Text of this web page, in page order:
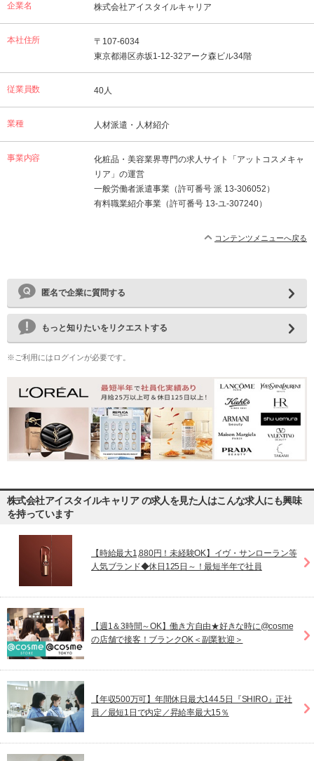
企業名 株式会社アイスタイルキャリア
本社住所
〒107-6034
東京都港区赤坂1-12-32アーク森ビル34階
従業員数 40人
業種 人材派遣・人材紹介
事業内容
化粧品・美容業界専門の求人サイト「アットコスメキャ
リア」の運営
一般労働者派遣事業（許可番号 派 13-306052）
有料職業紹介事業（許可番号 13-ユ-307240）
コンテンツメニューへ戻る
匿名で企業に質問する
もっと知りたいをリクエストする
※ご利用にはログインが必要です。
株式会社アイスタイルキャリア の求人を見た人はこんな求人にも興味
を持っています
【時給最大1,880円！未経験OK】イヴ・サンローラン等
人気ブランド◆休日125日～！最短半年で社員
【週1＆3時間～OK】働き方自由★好きな時に@cosme
の店舗で接客！ブランクOK＜副業歓迎＞
【年収500万可】年間休日最大144.5日『SHIRO』正社
員／最短1日で内定／昇給率最大15％